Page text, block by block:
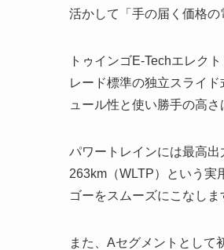
活かして「手の届く価格
トゥインゴE-Techエレク
レード標準の独立スライ
ュール性と使い勝手の高
パワートレインには最高
263km（WLTP）という実
ゴーをスムーズにこなしま
また、Aセグメントとして